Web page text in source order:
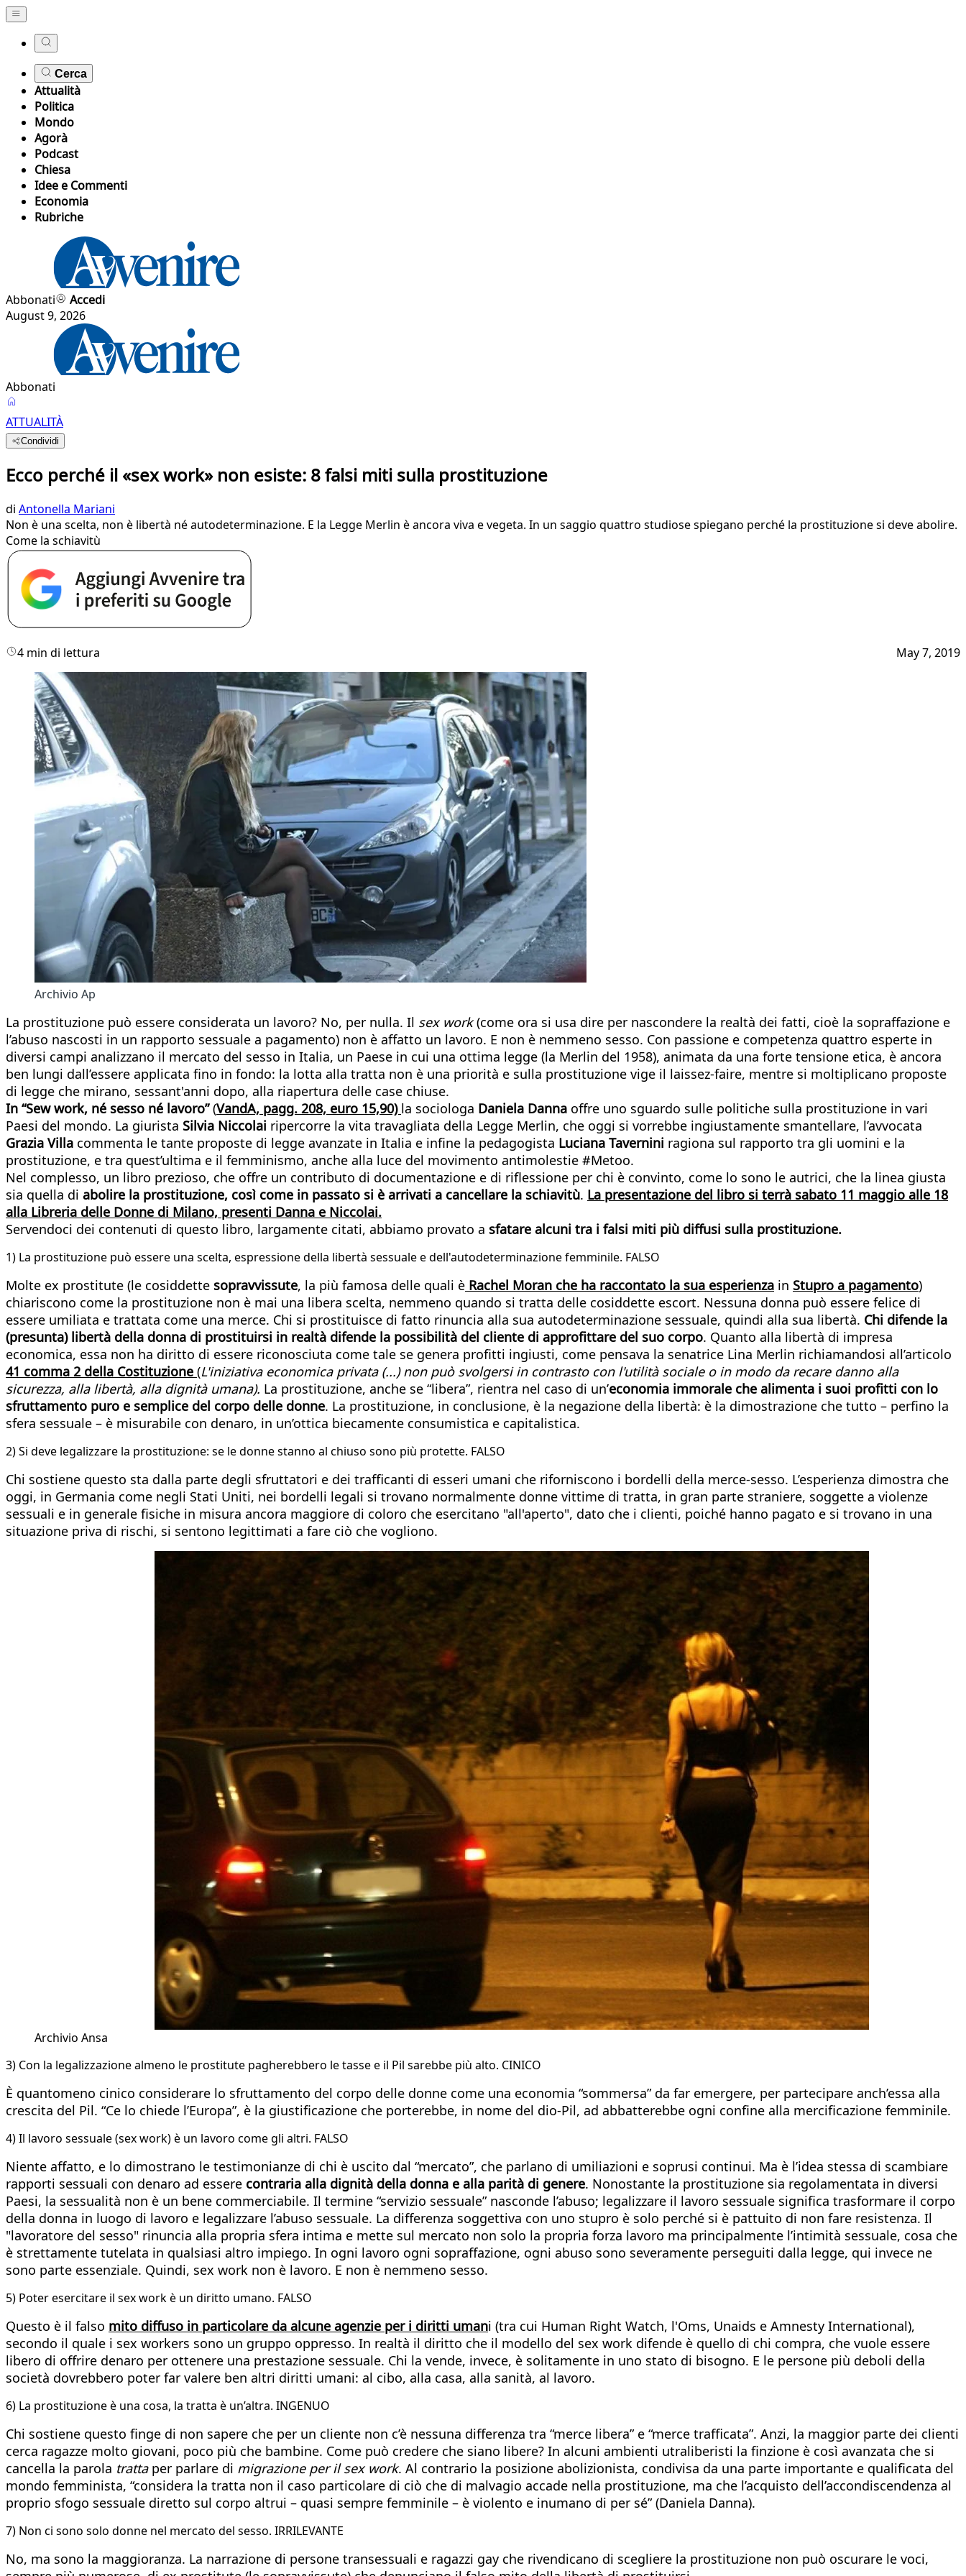
Cerca
Attualità
Politica
Mondo
Agorà
Podcast
Chiesa
Idee e Commenti
Economia
Rubriche
Abbonati
Accedi
August 9, 2026
Abbonati
ATTUALITÀ
Condividi
Ecco perché il «sex work» non esiste: 8 falsi miti sulla prostituzione
di Antonella Mariani
Non è una scelta, non è libertà né autodeterminazione. E la Legge Merlin è ancora viva e vegeta. In un saggio quattro studiose spiegano perché la prostituzione si deve abolire.
Come la schiavitù
4 min di lettura May 7, 2019
Archivio Ap
La prostituzione può essere considerata un lavoro? No, per nulla. Il sex work(come ora si usa dire per nascondere la realtà dei fatti, cioè la sopraffazione e
l’abuso nascosti in un rapporto sessuale a pagamento) non è affatto un lavoro. E non è nemmeno sesso. Con passione e competenza quattro esperte in
diversi campi analizzano il mercato del sesso in Italia, un Paese in cui una ottima legge (la Merlin del 1958), animata da una forte tensione etica, è ancora
ben lungi dall’essere applicata fino in fondo: la lotta alla tratta non è una priorità e sulla prostituzione vige il laissez-faire, mentre si moltiplicano proposte
di legge che mirano, sessant'anni dopo, alla riapertura delle case chiuse.
In “Sew work, né sesso né lavoro”(VandA, pagg. 208, euro 15,90) la sociologa Daniela Danna offre uno sguardo sulle politiche sulla prostituzione in vari
Paesi del mondo. La giurista Silvia Niccolai ripercorre la vita travagliata della Legge Merlin, che oggi si vorrebbe ingiustamente smantellare, l’avvocata
Grazia Villa commenta le tante proposte di legge avanzate in Italia e infine la pedagogista Luciana Tavernini ragiona sul rapporto tra gli uomini e la
prostituzione, e tra quest’ultima e il femminismo, anche alla luce del movimento antimolestie #Metoo.
Nel complesso, un libro prezioso, che offre un contributo di documentazione e di riflessione per chi è convinto, come lo sono le autrici, che la linea giusta
sia quella di abolire la prostituzione, così come in passato si è arrivati a cancellare la schiavitù. La presentazione del libro si terrà sabato 11 maggio alle 18
alla Libreria delle Donne di Milano, presenti Danna e Niccolai.
Servendoci dei contenuti di questo libro, largamente citati, abbiamo provato a sfatare alcuni tra i falsi miti più diffusi sulla prostituzione.
1) La prostituzione può essere una scelta, espressione della libertà sessuale e dell'autodeterminazione femminile. FALSO
Molte ex prostitute (le cosiddette sopravvissute, la più famosa delle quali è Rachel Moran che ha raccontato la sua esperienza in Stupro a pagamento)
chiariscono come la prostituzione non è mai una libera scelta, nemmeno quando si tratta delle cosiddette escort. Nessuna donna può essere felice di
essere umiliata e trattata come una merce. Chi si prostituisce di fatto rinuncia alla sua autodeterminazione sessuale, quindi alla sua libertà. Chi difende la
(presunta) libertà della donna di prostituirsi in realtà difende la possibilità del cliente di approfittare del suo corpo. Quanto alla libertà di impresa
economica, essa non ha diritto di essere riconosciuta come tale se genera profitti ingiusti, come pensava la senatrice Lina Merlin richiamandosi all’articolo
41 comma 2 della Costituzione (L'iniziativa economica privata (...) non può svolgersi in contrasto con l'utilità sociale o in modo da recare danno alla
sicurezza, alla libertà, alla dignità umana). La prostituzione, anche se “libera”, rientra nel caso di un’economia immorale che alimenta i suoi profitti con lo
sfruttamento puro e semplice del corpo delle donne. La prostituzione, in conclusione, è la negazione della libertà: è la dimostrazione che tutto – perfino la
sfera sessuale – è misurabile con denaro, in un’ottica biecamente consumistica e capitalistica.
2) Si deve legalizzare la prostituzione: se le donne stanno al chiuso sono più protette. FALSO
Chi sostiene questo sta dalla parte degli sfruttatori e dei trafficanti di esseri umani che riforniscono i bordelli della merce-sesso. L’esperienza dimostra che
oggi, in Germania come negli Stati Uniti, nei bordelli legali si trovano normalmente donne vittime di tratta, in gran parte straniere, soggette a violenze
sessuali e in generale fisiche in misura ancora maggiore di coloro che esercitano "all'aperto", dato che i clienti, poiché hanno pagato e si trovano in una
situazione priva di rischi, si sentono legittimati a fare ciò che vogliono.
Archivio Ansa
3) Con la legalizzazione almeno le prostitute pagherebbero le tasse e il Pil sarebbe più alto. CINICO
È quantomeno cinico considerare lo sfruttamento del corpo delle donne come una economia “sommersa” da far emergere, per partecipare anch’essa alla
crescita del Pil. “Ce lo chiede l’Europa”, è la giustificazione che porterebbe, in nome del dio-Pil, ad abbatterebbe ogni confine alla mercificazione femminile.
4) Il lavoro sessuale (sex work) è un lavoro come gli altri. FALSO
Niente affatto, e lo dimostrano le testimonianze di chi è uscito dal “mercato”, che parlano di umiliazioni e soprusi continui. Ma è l’idea stessa di scambiare
rapporti sessuali con denaro ad essere contraria alla dignità della donna e alla parità di genere. Nonostante la prostituzione sia regolamentata in diversi
Paesi, la sessualità non è un bene commerciabile. Il termine “servizio sessuale” nasconde l’abuso; legalizzare il lavoro sessuale significa trasformare il corpo
della donna in luogo di lavoro e legalizzare l’abuso sessuale. La differenza soggettiva con uno stupro è solo perché si è pattuito di non fare resistenza. Il
"lavoratore del sesso" rinuncia alla propria sfera intima e mette sul mercato non solo la propria forza lavoro ma principalmente l’intimità sessuale, cosa che
è strettamente tutelata in qualsiasi altro impiego. In ogni lavoro ogni sopraffazione, ogni abuso sono severamente perseguiti dalla legge, qui invece ne
sono parte essenziale. Quindi, sex work non è lavoro. E non è nemmeno sesso.
5) Poter esercitare il sex work è un diritto umano. FALSO
Questo è il falso mito diffuso in particolare da alcune agenzie per i diritti umani (tra cui Human Right Watch, l'Oms, Unaids e Amnesty International),
secondo il quale i sex workers sono un gruppo oppresso. In realtà il diritto che il modello del sex work difende è quello di chi compra, che vuole essere
libero di offrire denaro per ottenere una prestazione sessuale. Chi la vende, invece, è solitamente in uno stato di bisogno. E le persone più deboli della
società dovrebbero poter far valere ben altri diritti umani: al cibo, alla casa, alla sanità, al lavoro.
6) La prostituzione è una cosa, la tratta è un’altra. INGENUO
Chi sostiene questo finge di non sapere che per un cliente non c’è nessuna differenza tra “merce libera” e “merce trafficata”. Anzi, la maggior parte dei clienti
cerca ragazze molto giovani, poco più che bambine. Come può credere che siano libere? In alcuni ambienti utraliberisti la finzione è così avanzata che si
cancella la parola tratta per parlare di migrazione per il sex work. Al contrario la posizione abolizionista, condivisa da una parte importante e qualificata del
mondo femminista, “considera la tratta non il caso particolare di ciò che di malvagio accade nella prostituzione, ma che l’acquisto dell’accondiscendenza al
proprio sfogo sessuale diretto sul corpo altrui – quasi sempre femminile – è violento e inumano di per sé” (Daniela Danna).
7) Non ci sono solo donne nel mercato del sesso. IRRILEVANTE
No, ma sono la maggioranza. La narrazione di persone transessuali e ragazzi gay che rivendicano di scegliere la prostituzione non può oscurare le voci,